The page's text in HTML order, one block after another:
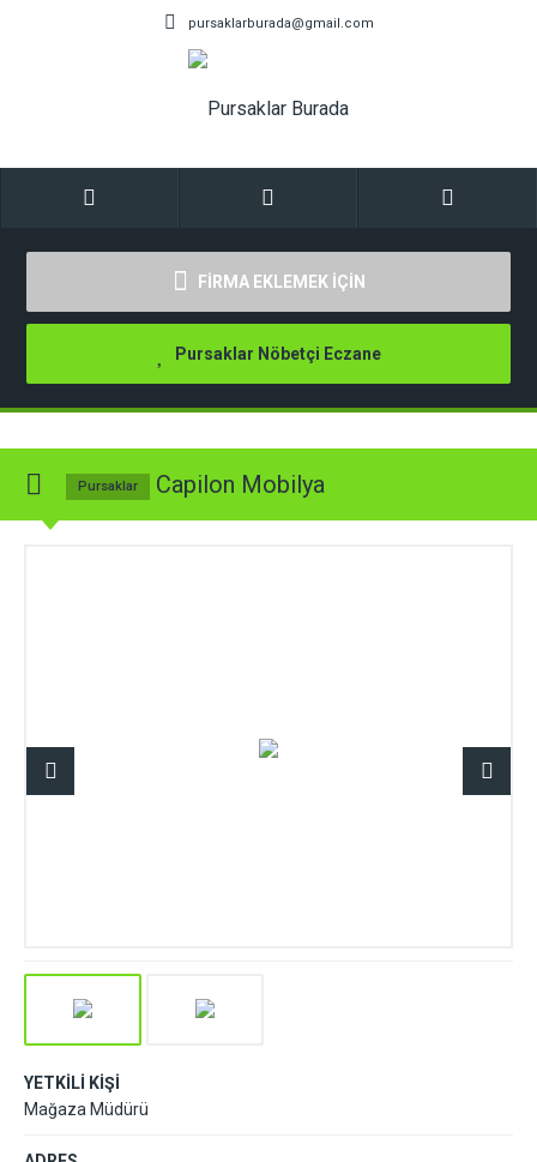
pursaklarburada@gmail.com
FİRMA EKLEMEK İÇİN
Pursaklar Nöbetçi Eczane
Pursaklar Capilon Mobilya
YETKİLİ KİŞİ
Mağaza Müdürü